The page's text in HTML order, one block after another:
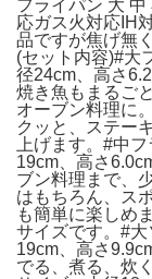
フライパン 大
応ガス火対応IH
品ですが焦げ無
(セット内容)#大
径24cm、高さ
焼き魚もまるご
オーブン料理に
クッと、ステー
上げます。#中
19cm、高さ
ブン料理まで、
はもちろん、ス
も簡単に楽しめ
サイズです。#
19cm、高さ
でる、煮る、炊